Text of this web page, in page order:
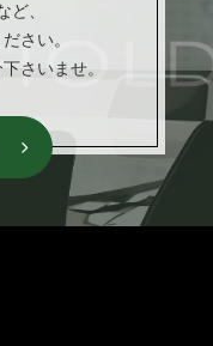
ど、
さい。
さいませ。